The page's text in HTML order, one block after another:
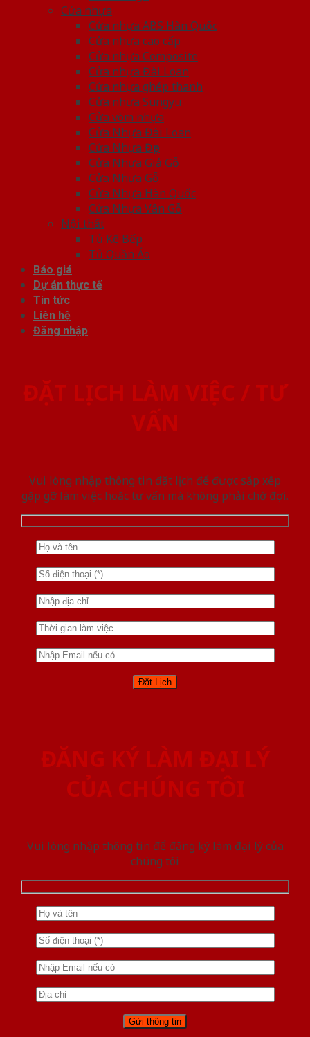
Cửa nhựa
Cửa nhựa ABS Hàn Quốc
Cửa nhựa cao cấp
Cửa nhựa Composite
Cửa nhựa Đài Loan
Cửa nhựa ghép thanh
Cửa nhựa Sungyu
Cửa vòm nhựa
Cửa Nhựa Đài Loan
Cửa Nhựa Đẹp
Cửa Nhựa Giả Gỗ
Cửa Nhựa Gỗ
Cửa Nhựa Hàn Quốc
Cửa Nhựa Vân Gỗ
Nội thất
Tủ Kệ Bếp
Tủ Quần Áo
Báo giá
Dự án thực tế
Tin tức
Liên hệ
Đăng nhập
ĐẶT LỊCH LÀM VIỆC / TƯ
VẤN
Vui lòng nhập thông tin đặt lịch để được sắp xếp
gặp gỡ làm việc hoăc tư vấn mà không phải chờ đợi.
ĐĂNG KÝ LÀM ĐẠI LÝ
CỦA CHÚNG TÔI
Vui lòng nhập thông tin để đăng ký làm đại lý của
chúng tôi